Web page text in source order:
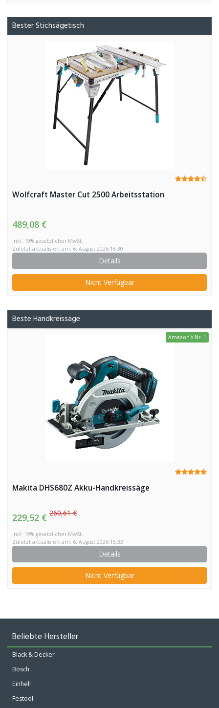
Bester Stichsägetisch
Wolfcraft Master Cut 2500 Arbeitsstation
489,08 €
inkl. 19% gesetzlicher MwSt.
Zuletzt aktualisiert am: 6. August 2026 18:30
Details
Nicht Verfügbar
Beste Handkreissäge
Amazon´s Nr. 1
Makita DHS680Z Akku-Handkreissäge
229,52 € 260,61 €
inkl. 19% gesetzlicher MwSt.
Zuletzt aktualisiert am: 6. August 2026 15:33
Details
Nicht Verfügbar
Beliebte Hersteller
Black & Decker
Bosch
Einhell
Festool